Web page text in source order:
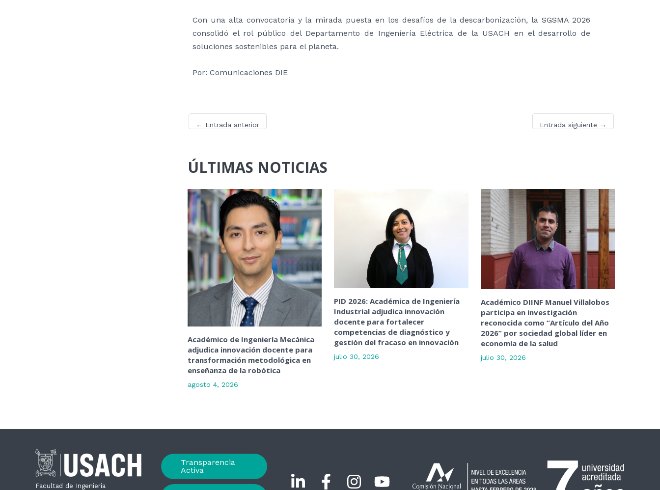
Con una alta convocatoria y la mirada puesta en los desafíos de la descarbonización, la SGSMA 2026
consolidó el rol público del Departamento de Ingeniería Eléctrica de la USACH en el desarrollo de
soluciones sostenibles para el planeta.
Por: Comunicaciones DIE
← Entrada anterior Entrada siguiente →
ÚLTIMAS NOTICIAS
Académico de Ingeniería Mecánica
adjudica innovación docente para
transformación metodológica en
enseñanza de la robótica
agosto 4, 2026
PID 2026: Académica de Ingeniería
Industrial adjudica innovación
docente para fortalecer
competencias de diagnóstico y
gestión del fracaso en innovación
julio 30, 2026
Académico DIINF Manuel Villalobos
participa en investigación
reconocida como “Artículo del Año
2026” por sociedad global líder en
economía de la salud
julio 30, 2026
Facultad de Ingeniería
Transparencia
Activa